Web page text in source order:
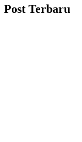
Post Terbaru